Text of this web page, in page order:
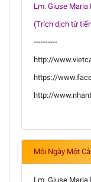
Lm. Giuse Maria
(Trích dịch từ
----------
http://
https://
http://
Mỗi Ngày Một
Lm. Giuse Maria